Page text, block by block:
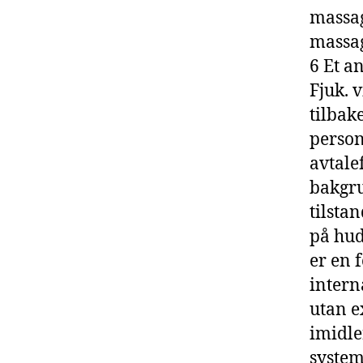
6 Et
Fjuk.
på
er en
utan